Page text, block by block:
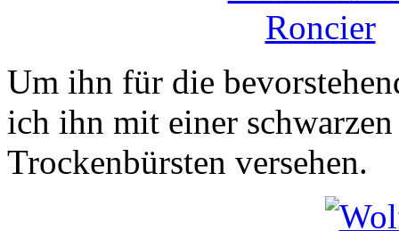
Um ihn für die
ich ihn mit einer
Trockenbürsten versehen.